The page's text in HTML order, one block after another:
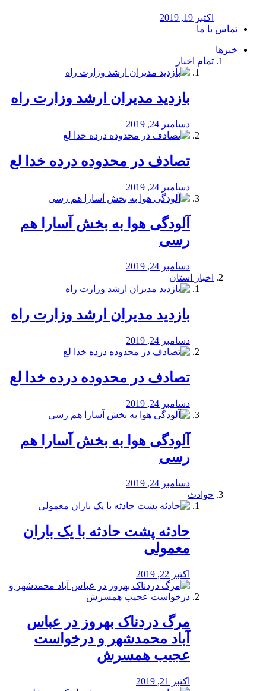
اکتبر 19, 2019
تماس با ما
خبرها
تمام اخبار
بازدید مدیران ارشد وزارت راه
دسامبر 24, 2019
تصادف در محدوده درده خدا لع
دسامبر 24, 2019
آلودگی هوا به بخش آسارا هم
رسی
دسامبر 24, 2019
اخبار استان
بازدید مدیران ارشد وزارت راه
دسامبر 24, 2019
تصادف در محدوده درده خدا لع
دسامبر 24, 2019
آلودگی هوا به بخش آسارا هم
رسی
دسامبر 24, 2019
حوادث
️حادثه پشت حادثه با یک باران
معمولی
اکتبر 22, 2019
مرگ دردناک بهروز در عباس
آباد محمدشهر و درخواست
عجیب همسرش
اکتبر 21, 2019